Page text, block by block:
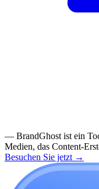
— BrandGhost ist ein
Medien, das Content-
Besuchen Sie jetzt →